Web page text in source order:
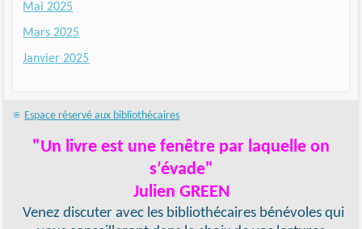
Mai 2025
Mars 2025
Janvier 2025
Espace réservé aux bibliothécaires
"Un livre est une fenêtre par laquelle on
s’évade"
Julien GREEN
Venez discuter avec les bibliothécaires bénévoles qui